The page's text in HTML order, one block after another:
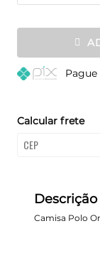
Pague
Calcular frete
Descrição
Camisa Polo